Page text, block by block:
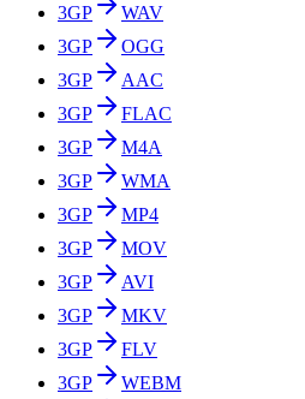
3GP
WAV
3GP
OGG
3GP
AAC
3GP
FLAC
3GP
M4A
3GP
WMA
3GP
MP4
3GP
MOV
3GP
AVI
3GP
MKV
3GP
FLV
3GP
WEBM